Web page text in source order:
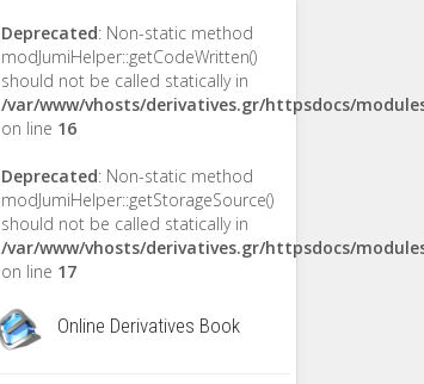
Deprecated: Non-static method
modJumiHelper::getCodeWritten()
should not be called statically in
/var/www/vhosts/derivatives.gr/httpsdocs/
on line 16
Deprecated: Non-static method
modJumiHelper::getStorageSource()
should not be called statically in
/var/www/vhosts/derivatives.gr/httpsdocs/
on line 17
Online Derivatives Book